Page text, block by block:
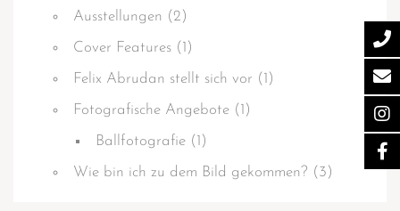
Ausstellungen (2)
Cover Features (1)
Felix Abrudan stellt sich vor (1)
Fotografische Angebote (1)
Ballfotografie (1)
Wie bin ich zu dem Bild gekommen? (3)